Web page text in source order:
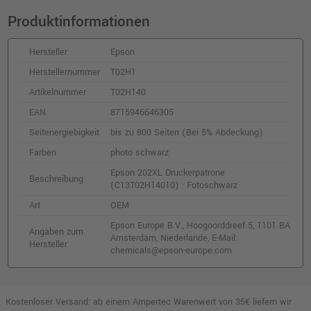
o. MwSt.15,96 €
18,99 €
inkl. MwSt.zzgl. Versand
shopping_cart
Epson 202 Druckerpatrone (C13T02F44010)
o. MwSt. 12,60 €
14,99 €
Epson 202 Druckerpatrone (C13T02F14010)
o. MwSt.11,76 €
13,99 €
inkl. MwSt.zzgl. Versand
shopping_cart
o. MwSt.19,32 €
Produktinformationen
Hersteller
Epson
Herstellernummer
T02H1
Artikelnummer
T02H140
EAN
8715946646305
Seitenergiebigkeit
bis zu 800 Seiten (Bei 5% Abdeckung)
Farben
photo schwarz
Beschreibung
Epson 202XL Druckerpatrone
(C13T02H14010) · Fotoschwarz
Art
OEM
Angaben zum
Hersteller
Epson Europe B.V., Hoogoorddreef 5, 1101 BA
Amsterdam, Niederlande, E-Mail:
chemicals@epson-europe.com
Kostenloser Versand: ab einem Ampertec Warenwert von 35€ liefern wir